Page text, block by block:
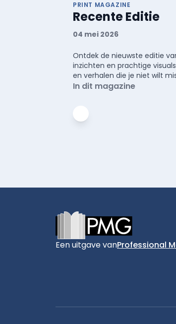
PRINT MAGAZINE
Recente Editie
04 mei 2026
Ontdek de nieuwste editie
inzichten en prachtige
en verhalen die je niet wilt
In dit magazine
Een uitgave vanProfessional